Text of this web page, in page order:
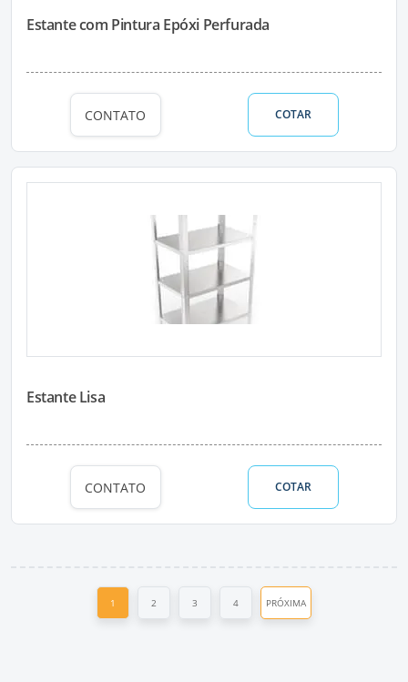
Estante com Pintura Epóxi Perfurada
CONTATO COTAR
Estante Lisa
CONTATO COTAR
1 2 3 4 PRÓXIMA